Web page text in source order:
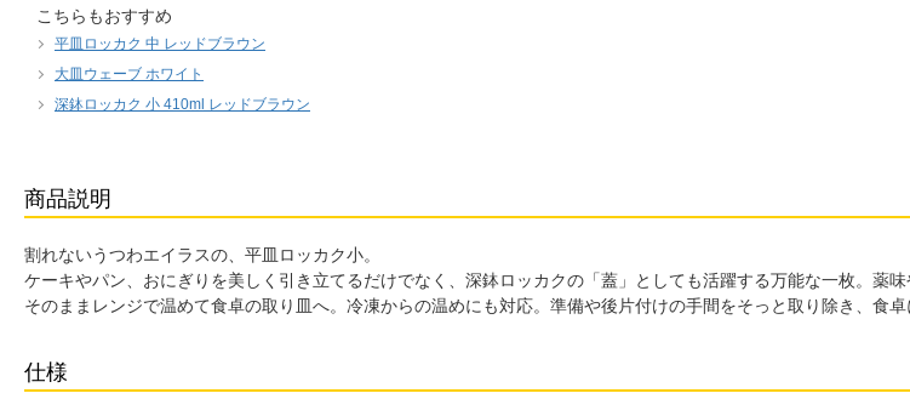
こちらもおすすめ
平皿ロッカク 中 レッドブラウン
大皿ウェーブ ホワイト
深鉢ロッカク 小 410ml レッドブラウン
商品説明
割れないうつわエイラスの、平皿ロッカク小。
ケーキやパン、おにぎりを美しく引き立てるだけでなく、深鉢ロッカクの「蓋」としても活躍する万能な一枚。薬
そのままレンジで温めて食卓の取り皿へ。冷凍からの温めにも対応。準備や後片付けの手間をそっと取り除き、食卓
仕様